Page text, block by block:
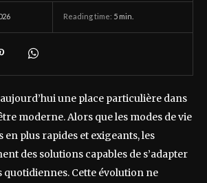
Reading time: 5 min.
une place particulière dans
moderne. Alors que les modes de vie
en plus rapides et exigeants, les
des solutions capables de s’adapter
quotidiennes. Cette évolution ne